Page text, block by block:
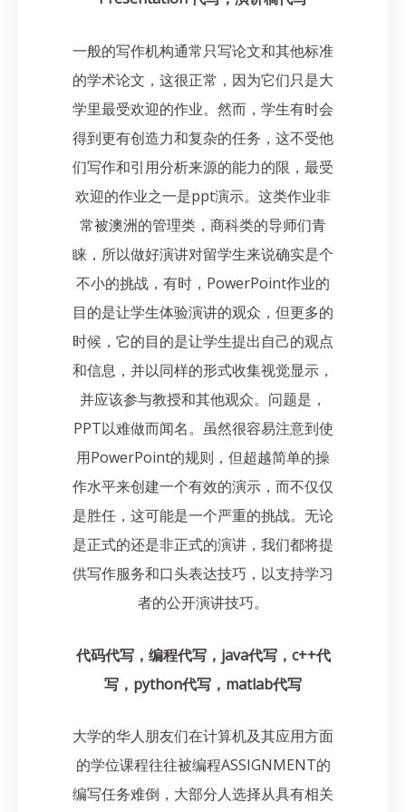
一般的写作机构通常只写论文和其他标准
的学术论文，这很正常，因为它们只是大
学里最受欢迎的作业。然而，学生有时会
得到更有创造力和复杂的任务，这不受他
们写作和引用分析来源的能力的限，最受
欢迎的作业之一是ppt演示。这类作业非
常被澳洲的管理类，商科类的导师们青
睐，所以做好演讲对留学生来说确实是个
不小的挑战， 有时，PowerPoint作业的
目的是让学生体验演讲的观众，但更多的
时候，它的目的是让学生提出自己的观点
和信息，并以同样的形式收集视觉显示，
并应该参与教授和其他观众。问题是，
PPT以难做而闻名。虽然很容易注意到使
用PowerPoint的规则，但超越简单的操
作水平来创建一个有效的演示，而不仅仅
是胜任，这可能是一个严重的挑战。无论
是正式的还是非正式的演讲，我们都将提
供写作服务和口头表达技巧，以支持学习
者的公开演讲技巧。
代码代写，编程代写，java代写，c++代
写，python代写，matlab代写
大学的华人朋友们在计算机及其应用方面
的学位课程往往被编程ASSIGNMENT的
编写任务难倒，大部分人选择从具有相关